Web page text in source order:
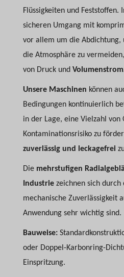
Flüssigkeiten und
sicheren Umgang mit
vor allem um die Abdichtung,
die Atmosphäre zu
von Druck und Volumenstrom
Unsere Maschinen können
Bedingungen kontinuierlich
in der Lage, eine Vielzahl von
Kontaminationsrisiko zu
zuverlässig und leckagefrei
Die mehrstufigen
Industrie zeichnen sich durch
mechanische Zuverlässigkeit
Anwendung sehr wichtig sind.
Bauweise:
oder Doppel-Karbonring-
Einspritzung.